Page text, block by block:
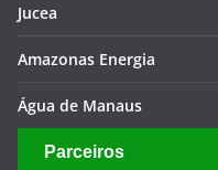
Jucea
Amazonas Energia
Água de Manaus
Parceiros